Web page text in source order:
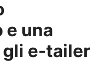
una
gli e-tailer